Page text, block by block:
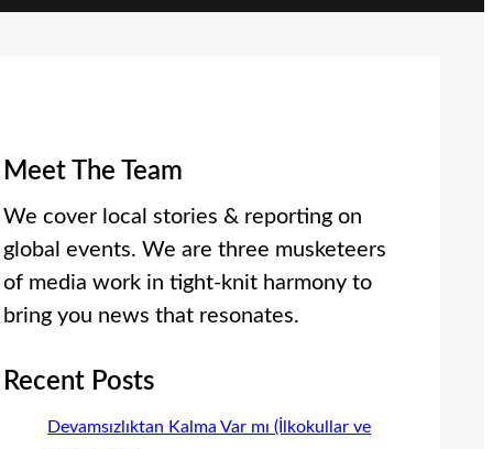
Meet The Team
We cover local stories & reporting on
global events. We are three musketeers
of media work in tight-knit harmony to
bring you news that resonates.
Recent Posts
Devamsızlıktan Kalma Var mı (İlkokullar ve